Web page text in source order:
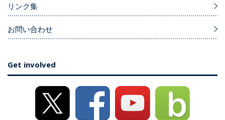
リンク集
お問い合わせ
Get involved